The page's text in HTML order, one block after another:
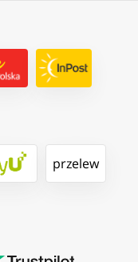
przelew